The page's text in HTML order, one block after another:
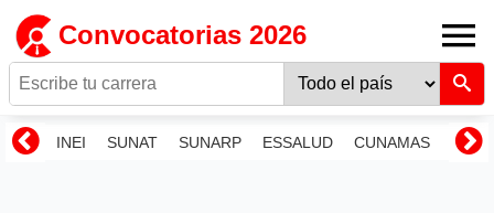
Convocatorias 2026
INEI SUNAT SUNARP ESSALUD CUNAMAS